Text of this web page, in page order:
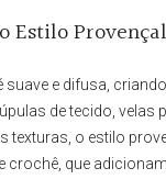
Estilo Provençal
e difusa,
de tecido,
texturas, o estilo
crochê, que